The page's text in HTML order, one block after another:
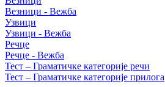
Везници - Вежба
Узвици
Узвици - Вежба
Речце
Речце - Вежба
Тест – Граматичке категорије речи
Тест – Граматичке категорије прилога